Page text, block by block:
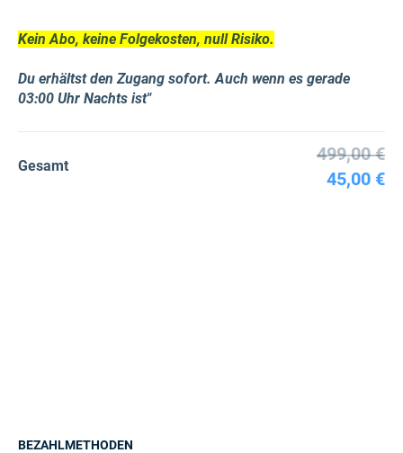
Kein Abo, keine Folgekosten, null Risiko.
Du erhältst den Zugang sofort. Auch wenn es gerade
03:00 Uhr Nachts ist"
Gesamt
499,00 €
45,00 €
BEZAHLMETHODEN